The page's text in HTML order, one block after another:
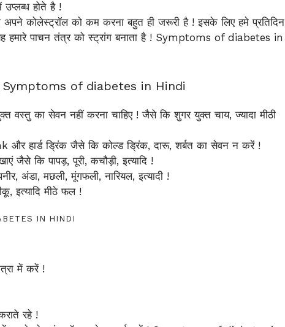
उप्लब्ध होते है !
कोलेस्ट्रॉल को कम करना बहुत ही जरूरी है ! इसके लिए हमे प्रतिदिन
पाचन तंत्र को स्ट्रांग बनाता है ! Symptoms of diabetes in
Symptoms of diabetes in Hindi
वस्तु का सेवन नहीं करना चाहिए ! जैसे कि शुगर युक्त चाय, ज्यादा मीठी
और हार्ड ड्रिंक जैसे कि कोल्ड ड्रिंक, दारू, शर्बत का सेवन न करें !
जैसे कि पापड़, पूरी, कचौड़ी, इत्यादि !
अंडा, मछली, मूंगफली, नारियल, इत्यादी !
इत्यादि मीठे फल !
IN HINDI
में करें !
रहे !